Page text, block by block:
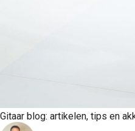
Gitaar blog: artikelen, tips en